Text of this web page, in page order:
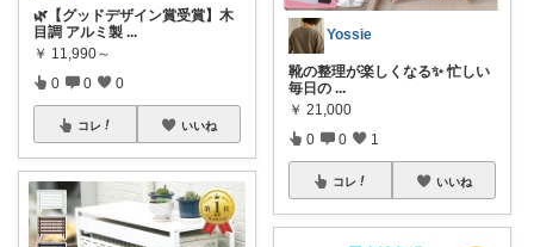
🌿【グッドデザイン賞受賞】木
目調 アルミ製 ...
￥ 11,990～
0 0 0
コレ いいね
Yossie
靴の整理が楽しくなる✨ 忙しい
毎日の ...
￥ 21,000
0 0 1
コレ いいね